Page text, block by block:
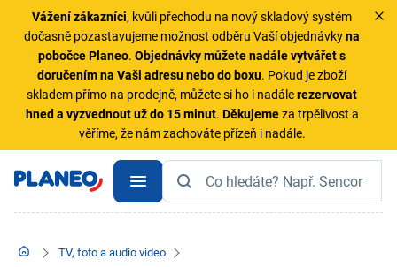
Vážení zákazníci, kvůli přechodu na nový skladový systém
dočasně pozastavujeme možnost odběru Vaší objednávkyna
pobočce Planeo.Objednávky můžete nadále vytvářet s
doručením na Vaši adresu nebo do boxu. Pokud je zboží
skladem přímo na prodejně, můžete si ho i nadálerezervovat
hned a vyzvednout už do 15 minut. Děkujemeza trpělivost a
věříme, že nám zachováte přízeň i nadále.
TV, foto a audio video